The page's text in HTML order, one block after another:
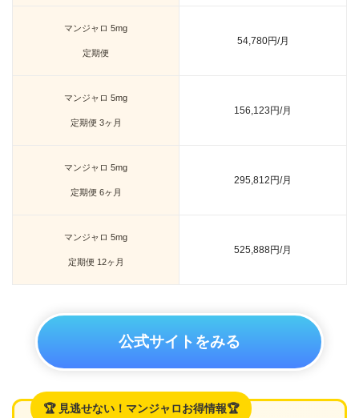
マンジャロ 5mg
定期便
54,780円/月
マンジャロ 5mg
定期便 3ヶ月
156,123円/月
マンジャロ 5mg
定期便 6ヶ月
295,812円/月
マンジャロ 5mg
定期便 12ヶ月
525,888円/月
公式サイトをみる
🏆 見逃せない！マンジャロお得情報🏆